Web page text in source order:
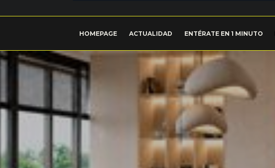
HOMEPAGE ACTUALIDAD ENTÉRATE EN 1 MINUTO